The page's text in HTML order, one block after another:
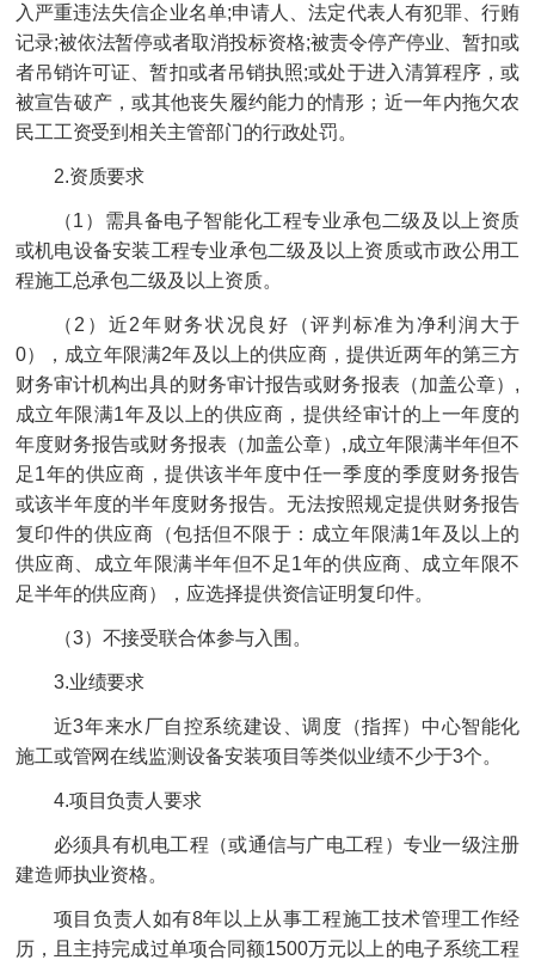
入严重违法失信企业名单;申请人、法定代表人有犯罪、行贿
记录;被依法暂停或者取消投标资格;被责令停产停业、暂扣或
者吊销许可证、暂扣或者吊销执照;或处于进入清算程序，或
被宣告破产，或其他丧失履约能力的情形；近一年内拖欠农
民工工资受到相关主管部门的行政处罚。
2.资质要求
（1）需具备电子智能化工程专业承包二级及以上资质
或机电设备安装工程专业承包二级及以上资质或市政公用工
程施工总承包二级及以上资质。
（2）近2年财务状况良好（评判标准为净利润大于
0），成立年限满2年及以上的供应商，提供近两年的第三方
财务审计机构出具的财务审计报告或财务报表（加盖公章）,
成立年限满1年及以上的供应商，提供经审计的上一年度的
年度财务报告或财务报表（加盖公章）,成立年限满半年但不
足1年的供应商，提供该半年度中任一季度的季度财务报告
或该半年度的半年度财务报告。无法按照规定提供财务报告
复印件的供应商（包括但不限于：成立年限满1年及以上的
供应商、成立年限满半年但不足1年的供应商、成立年限不
足半年的供应商），应选择提供资信证明复印件。
（3）不接受联合体参与入围。
3.业绩要求
近3年来水厂自控系统建设、调度（指挥）中心智能化
施工或管网在线监测设备安装项目等类似业绩不少于3个。
4.项目负责人要求
必须具有机电工程（或通信与广电工程）专业一级注册
建造师执业资格。
项目负责人如有8年以上从事工程施工技术管理工作经
历，且主持完成过单项合同额1500万元以上的电子系统工程